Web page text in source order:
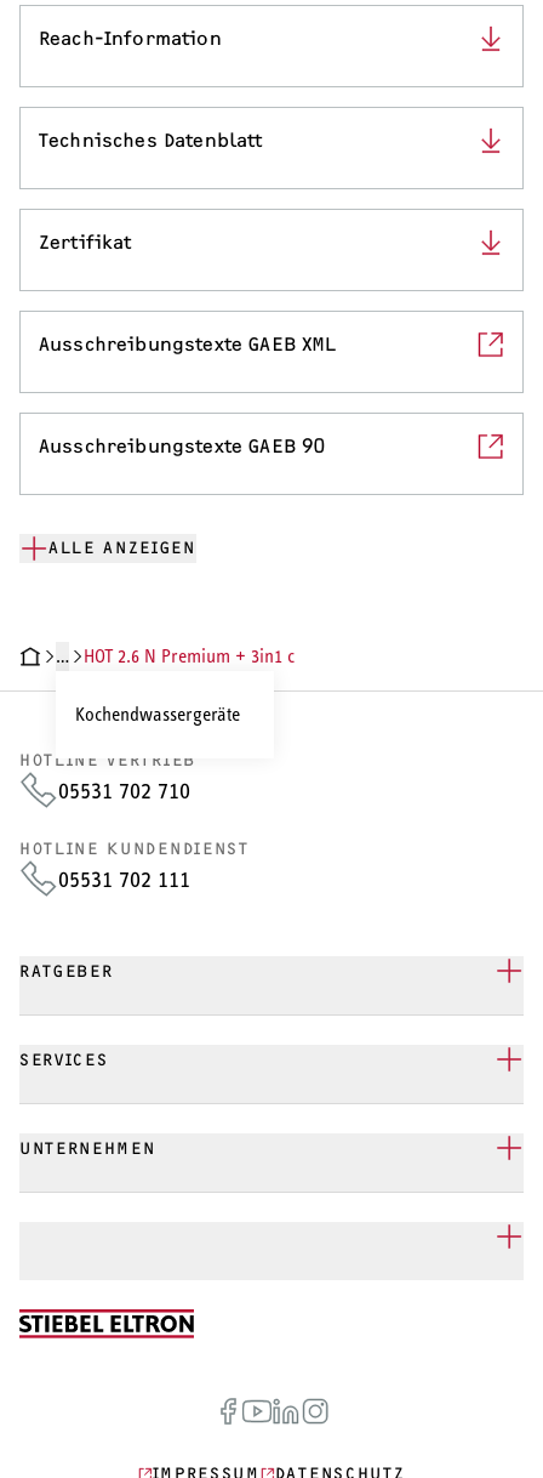
Reach-Information
Technisches Datenblatt
Zertifikat
Ausschreibungstexte GAEB XML
Ausschreibungstexte GAEB 90
ALLE ANZEIGEN
DATENDOKUMENTE
…
Kochendwassergeräte
HOT 2.6 N Premium + 3in1 c
HOTLINE VERTRIEB
05531 702 710
HOTLINE KUNDENDIENST
05531 702 111
RATGEBER
SERVICES
UNTERNEHMEN
IMPRESSUM DATENSCHUTZ